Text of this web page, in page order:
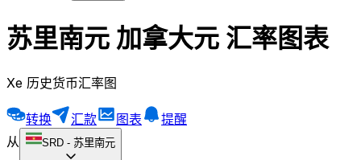
苏里南元 加拿大元 汇率图表
Xe 历史货币汇率图
转换 汇款 图表
提醒
从
SRD - 苏里南元